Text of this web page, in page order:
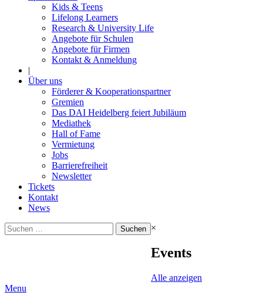
Kids & Teens
Lifelong Learners
Research & University Life
Angebote für Schulen
Angebote für Firmen
Kontakt & Anmeldung
|
Über uns
Förderer & Kooperationspartner
Gremien
Das DAI Heidelberg feiert Jubiläum
Mediathek
Hall of Fame
Vermietung
Jobs
Barrierefreiheit
Newsletter
Tickets
Kontakt
News
Suchen
nach:
×
Events
Alle anzeigen
Menu